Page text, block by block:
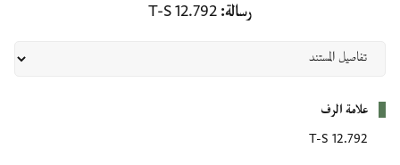
رسالة T-S 12.792
علامة الرف
T-S 12.792